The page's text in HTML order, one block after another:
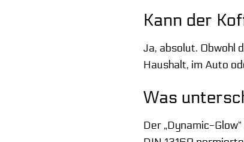
Kann der
Ja, absolut. Obwohl
Haushalt, im Auto
Was
Der „Dynamic-